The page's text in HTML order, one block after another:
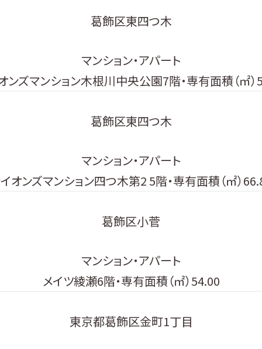
葛飾区東四つ木
マンション・アパート
ンズマンション木根川中央公園7階・専有面積（㎡
葛飾区東四つ木
マンション・アパート
オンズマンション四つ木第2 5階・専有面積（㎡）
葛飾区小菅
マンション・アパート
メイツ綾瀬6階・専有面積（㎡）54.00
東京都葛飾区金町1丁目